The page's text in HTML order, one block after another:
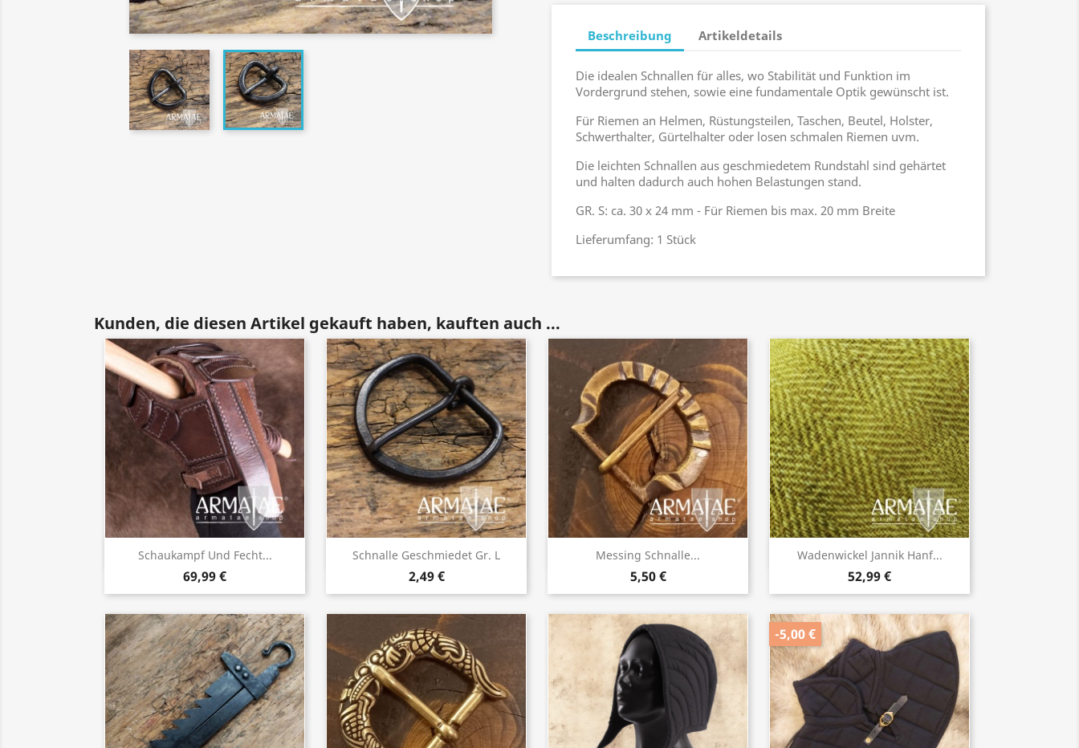
Beschreibung Artikeldetails
Die idealen Schnallen für alles, wo Stabilität und Funktion im
Vordergrund stehen, sowie eine fundamentale Optik gewünscht ist.
Für Riemen an Helmen, Rüstungsteilen, Taschen, Beutel, Holster,
Schwerthalter, Gürtelhalter oder losen schmalen Riemen uvm.
Die leichten Schnallen aus geschmiedetem Rundstahl sind gehärtet
und halten dadurch auch hohen Belastungen stand.
GR. S: ca. 30 x 24 mm - Für Riemen bis max. 20 mm Breite
Lieferumfang: 1 Stück
Kunden, die diesen Artikel gekauft haben, kauften auch ...
Schaukampf Und Fecht...
69,99 €
Vorschau Schnalle Geschmiedet Gr. L
2,49 €
Vorschau Messing Schnalle...
5,50 €
Vorschau Wadenwickel Jannik Hanf...
52,99 €
Vorschau
-5,00 €